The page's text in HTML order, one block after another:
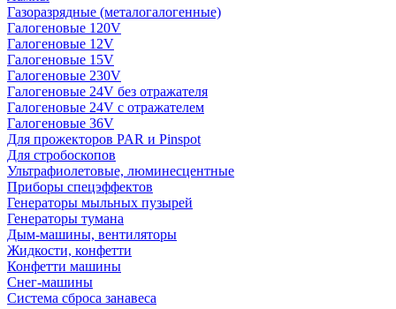
Газоразрядные (металогалогенные)
Галогеновые 120V
Галогеновые 12V
Галогеновые 15V
Галогеновые 230V
Галогеновые 24V без отражателя
Галогеновые 24V с отражателем
Галогеновые 36V
Для прожекторов PAR и Pinspot
Для стробоскопов
Ультрафиолетовые, люминесцентные
Приборы спецэффектов
Генераторы мыльных пузырей
Генераторы тумана
Дым-машины, вентиляторы
Жидкости, конфетти
Конфетти машины
Снег-машины
Система сброса занавеса